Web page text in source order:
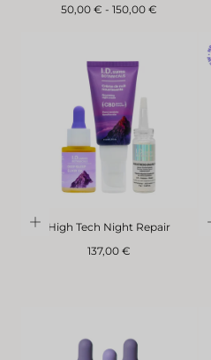
Mindestpreis
50,00 € - Maximaler
150,00 €
High Tech Night Repair
Regulärer
137,00 €